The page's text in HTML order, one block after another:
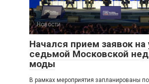
Новости
Начался прием заявок на
седьмой Московской
моды
В рамках мероприятия запланированы